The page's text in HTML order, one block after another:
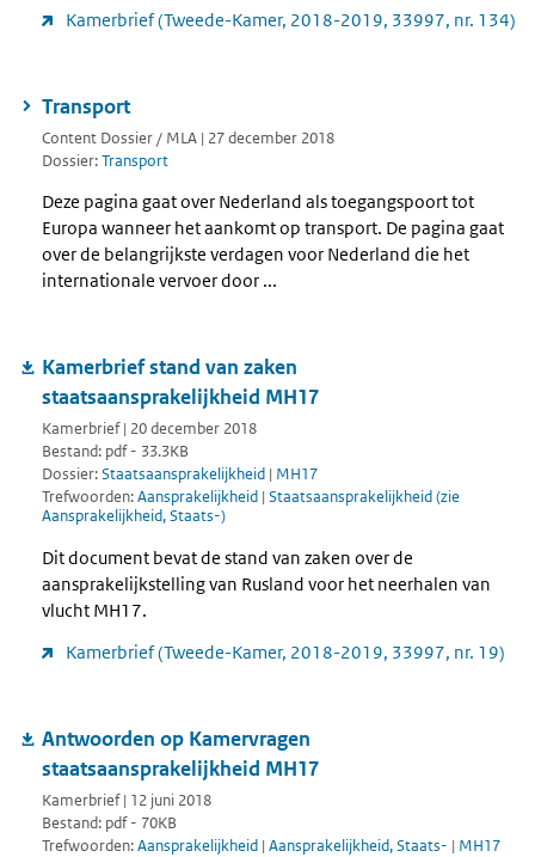
Kamerbrief (Tweede-Kamer, 2018-2019, 33997, nr. 134)
Transport
Content Dossier / MLA | 27 december 2018
Dossier:Transport
Deze pagina gaat over Nederland als toegangspoort tot
Europa wanneer het aankomt op transport. De pagina gaat
over de belangrijkste verdagen voor Nederland die het
internationale vervoer door ...
Kamerbrief stand van zaken
staatsaansprakelijkheid MH17
Kamerbrief | 20 december 2018
Bestand: pdf - 33.3KB
Dossier:Staatsaansprakelijkheid | MH17
Trefwoorden:Aansprakelijkheid | Staatsaansprakelijkheid (zie
Aansprakelijkheid, Staats-)
Dit document bevat de stand van zaken over de
aansprakelijkstelling van Rusland voor het neerhalen van
vlucht MH17.
Kamerbrief (Tweede-Kamer, 2018-2019, 33997, nr. 19)
Antwoorden op Kamervragen
staatsaansprakelijkheid MH17
Kamerbrief | 12 juni 2018
Bestand: pdf - 70KB
Trefwoorden:Aansprakelijkheid | Aansprakelijkheid, Staats- | MH17